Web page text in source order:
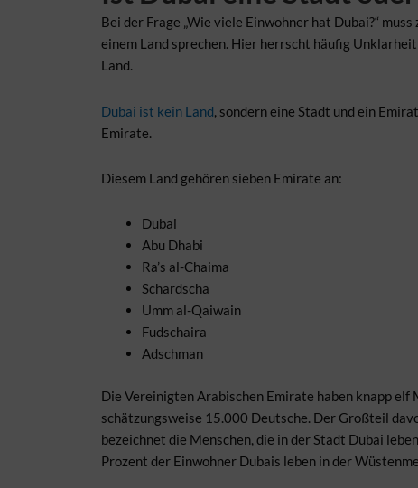
Bei der Frage „Wie viele Einwohner hat Dubai?“
einem Land sprechen. Hier herrscht häufig
Land.
Dubai ist kein Land , sondern eine Stadt und ein
Emirate.
Diesem Land gehören sieben Emirate an:
Dubai
Abu Dhabi
Ra’s al-Chaima
Schardscha
Umm al-Qaiwain
Fudschaira
Adschman
Die Vereinigten Arabischen Emirate haben knapp
schätzungsweise 15.000 Deutsche. Der Großteil
bezeichnet die Menschen, die in der Stadt Dubai
Prozent der Einwohner Dubais leben in der